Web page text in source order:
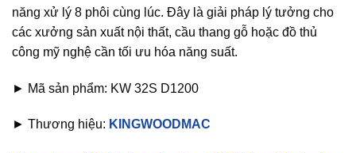
năng xử lý 8 phôi cùng lúc. Đây là giải pháp lý tưởng cho
các xưởng sản xuất nội thất, cầu thang gỗ hoặc đồ thủ
công mỹ nghệ cần tối ưu hóa năng suất.
► Mã sản phẩm: KW 32S D1200
► Thương hiệu: KINGWOODMAC